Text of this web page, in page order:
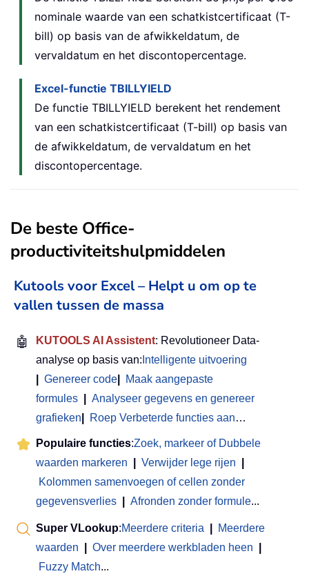
nominale waarde van een schatkistcertificaat (T-
bill) op basis van de afwikkeldatum, de
vervaldatum en het discontopercentage.
Excel-functie TBILLYIELD
De functie TBILLYIELD berekent het rendement
van een schatkistcertificaat (T-bill) op basis van
de afwikkeldatum, de vervaldatum en het
discontopercentage.
De beste Office-
productiviteitshulpmiddelen
Kutools voor Excel – Helpt u om op te
vallen tussen de massa
🤖 KUTOOLS AI Assistent: Revolutioneer Data-
analyse op basis van: Intelligente uitvoering
Genereer code
Maak aangepaste
formules
Analyseer gegevens en genereer
grafieken
Roep Verbeterde functies aan…
Populaire functies:Zoek, markeer of Dubbele
waarden markeren
Verwijder lege rijen
Kolommen samenvoegen of cellen zonder
gegevensverlies
Afronden zonder formule...
Super VLookup:Meerdere criteria
Meerdere
waarden
Over meerdere werkbladen heen
Fuzzy Match...